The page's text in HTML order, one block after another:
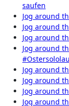
saufen
Jog around
Jog around
Jog around
Jog around
Jog around
Jog around
Jog around
Jog around